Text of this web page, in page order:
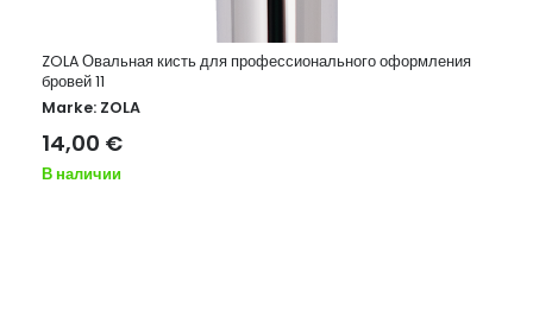
ZOLA Овальная кисть для профессионального оформления
бровей 11
Marke: ZOLA
14,00 €
В наличии